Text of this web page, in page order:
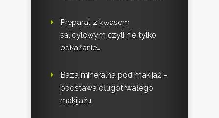
Preparat z kwasem
salicylowym czyli nie tylko
odkażanie…
Baza mineralna pod makijaż –
podstawa długotrwałego
makijażu